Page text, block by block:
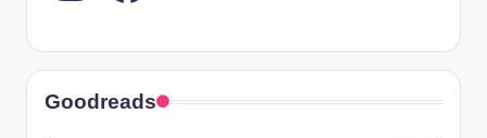
Goodreads